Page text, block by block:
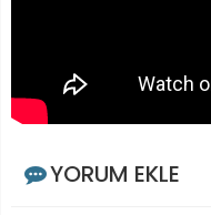
YORUM EKLE